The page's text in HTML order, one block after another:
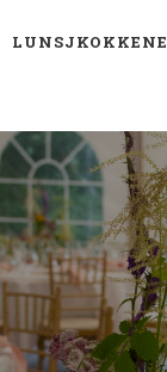
LUNSJKOKKENE